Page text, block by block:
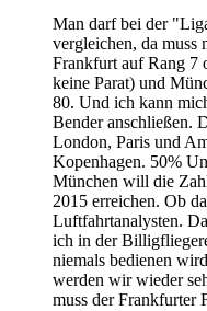
Man darf bei der
vergleichen, da muss
Frankfurt auf Rang 7
keine Parat) und
80. Und ich kann
Bender anschließen.
London, Paris und
Kopenhagen. 50%
München will die
2015 erreichen. Ob
Luftfahrtanalysten.
ich in der
niemals bedienen
werden wir wieder
muss der Frankfurter